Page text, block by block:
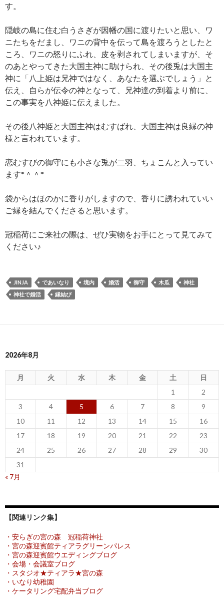
す。
隠岐の島に住む白うさぎが因幡の国に渡りたいと思い、ワ
ニたちをだまし、ワニの背中を伝って島を渡ろうとしたと
ころ、ワニの怒りにふれ、皮を剥されてしまいますが、そ
のあとやってきた大国主神に助けられ、その後兎は大国主
神に「八上姫は兄神ではなく、あなたを選ぶでしょう」と
伝え、自らが伝令の神となって、兄神達の到着より前に、
この事実を八神姫に伝えました。
その後八神姫と大国主神はむすばれ、大国主神は良縁の神
様と言われています。
恋むすびの御守にも小さな兎が二羽、ちょこんと入ってい
ます*＾＾*
袋からはほのかに香りがしますので、香りに誘われていい
ご縁を結んでくださると思います。
冠稲荷にご来社の際は、ぜひ実物をお手にとって見てみて
ください♪
JINJA であいなり 境内 婚活 御守 木瓜
神社
神社で婚活
縁結び
2026年8月
月 火 水 木 金 土
日
1
2
3
4 5 6 7 8
9
10
11 12 13 14 15
16
17
18 19 20 21 22
23
24
25 26 27 28 29
30
31
« 7月
【関連リンク集】
・安らぎの宮の森 冠稲荷神社
・宮の森迎賓館ティアラグリーンパレス
・宮の森迎賓館ウエディングブログ
・会場・会議室ブログ
・スタジオ★ティアラ★宮の森
・いなり幼稚園
・ケータリング宅配弁当ブログ